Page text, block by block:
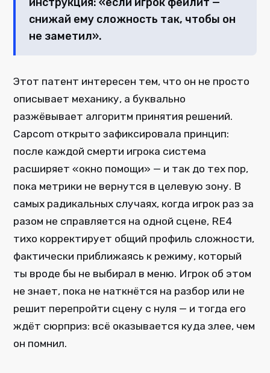
снижай ему сложность так, чтобы он
не заметил».
Этот патент интересен тем, что он не просто
описывает механику, а буквально
разжёвывает алгоритм принятия решений.
Capcom открыто зафиксировала принцип:
после каждой смерти игрока система
расширяет «окно помощи» — и так до тех пор,
пока метрики не вернутся в целевую зону. В
самых радикальных случаях, когда игрок раз за
разом не справляется на одной сцене, RE4
тихо корректирует общий профиль сложности,
фактически приближаясь к режиму, который
ты вроде бы не выбирал в меню. Игрок об этом
не знает, пока не наткнётся на разбор или не
решит перепройти сцену с нуля — и тогда его
ждёт сюрприз: всё оказывается куда злее, чем
он помнил.